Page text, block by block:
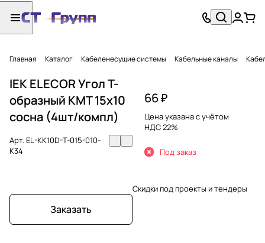
Главная Каталог Кабеленесущие системы Кабельные каналы
IEK ELECOR Угол Т-
образный КМТ 15х10
сосна (4шт/компл)
Арт.EL-KK10D-T-015-010-
K34
Заказать
66 ₽
Цена указана с учётом
НДС 22%
Под заказ
Скидки под проекты и тендеры